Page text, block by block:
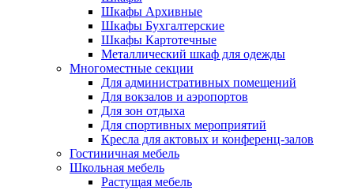
Шкафы Архивные
Шкафы Бухгалтерские
Шкафы Картотечные
Металлический шкаф для одежды
Многоместные секции
Для административных помещений
Для вокзалов и аэропортов
Для зон отдыха
Для спортивных мероприятий
Кресла для актовых и конференц-залов
Гостиничная мебель
Школьная мебель
Растущая мебель